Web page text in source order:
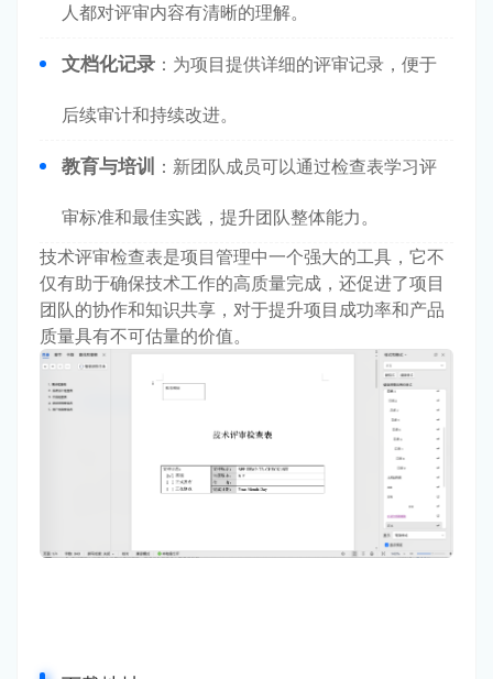
人都对评审内容有清晰的理解。
文档化记录 ：为项目提供详细的评审记录，便于
后续审计和持续改进。
教育与培训 ：新团队成员可以通过检查表学习评
审标准和最佳实践，提升团队整体能力。
技术评审检查表是项目管理中一个强大的工具，它不
仅有助于确保技术工作的高质量完成，还促进了项目
团队的协作和知识共享，对于提升项目成功率和产品
质量具有不可估量的价值。